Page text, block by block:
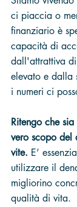
ci piaccia o
finanziario è
capacità di
dall'attrattiva
elevato e dalla
i numeri ci
Ritengo che
vero scopo del
vite. E’
utilizzare il
migliorino
qualità di vita.